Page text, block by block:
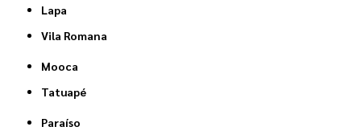
Lapa
Vila Romana
Mooca
Tatuapé
Paraíso